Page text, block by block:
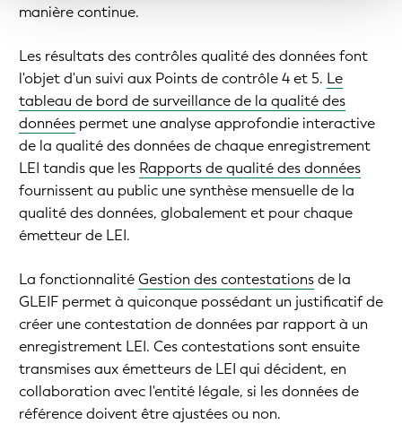
manière continue.
Les résultats des contrôles qualité des données font
l'objet d'un suivi aux Points de contrôle 4 et 5. Le
tableau de bord de surveillance de la qualité des
données permet une analyse approfondie interactive
de la qualité des données de chaque enregistrement
LEI tandis que les Rapports de qualité des données
fournissent au public une synthèse mensuelle de la
qualité des données, globalement et pour chaque
émetteur de LEI.
La fonctionnalitéGestion des contestationsde la
GLEIF permet à quiconque possédant un justificatif de
créer une contestation de données par rapport à un
enregistrement LEI. Ces contestations sont ensuite
transmises aux émetteurs de LEI qui décident, en
collaboration avec l'entité légale, si les données de
référence doivent être ajustées ou non.